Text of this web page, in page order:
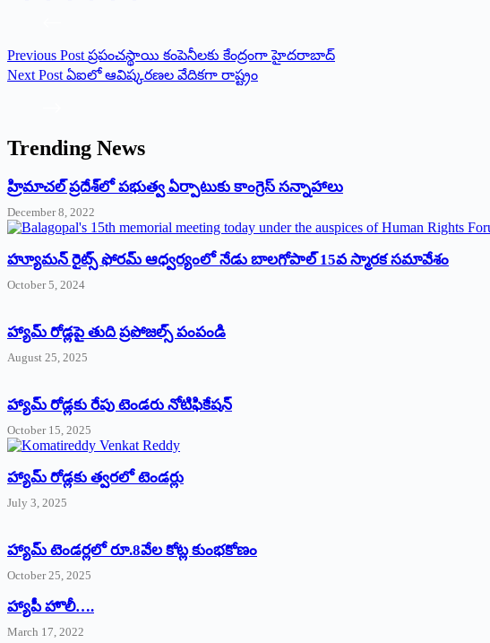
Previous Post ప్రపంచస్థాయి కంపెనీలకు కేంద్రంగా హైదరాబాద్‌
Next Post ఏఐలో ఆవిష్కరణల వేదికగా రాష్ట్రం
Trending News
‌హ్రిమాచల్‌ ‌ప్రదేశ్‌లో పభుత్వ ఏర్పాటుకు కాంగ్రెస్‌ ‌సన్నాహాలు
December 8, 2022
హ్యూమన్‌ రైట్స్‌ ఫోరమ్‌ ఆధ్వర్యంలో నేడు బాలగోపాల్‌ 15వ స్మారక సమావేశం
October 5, 2024
హ్యామ్‌ రోడ్లపై తుది ప్రపోజల్స్‌ పంపండి
August 25, 2025
హ్యామ్‌ రోడ్లకు రేపు టెండరు నోటిఫికేషన్‌
October 15, 2025
హ్యామ్‌ రోడ్లకు త్వరలో టెండర్లు
July 3, 2025
హ్యామ్‌ ‌టెండర్లలో రూ.8వేల కోట్ల కుంభకోణం
October 25, 2025
హ్యాపీ హొలీ….
March 17, 2022